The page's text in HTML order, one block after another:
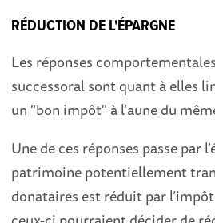
RÉDUCTION DE L'ÉPARGNE
Les réponses
successoral sont quant à elles
un "bon impôt" à l’aune du
Une de ces réponses passe par
patrimoine potentiellement
donataires est réduit par